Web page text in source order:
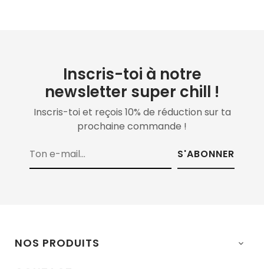
Inscris-toi à notre
newsletter super chill !
Inscris-toi et reçois 10% de réduction sur ta
prochaine commande !
S'ABONNER
NOS PRODUITS 